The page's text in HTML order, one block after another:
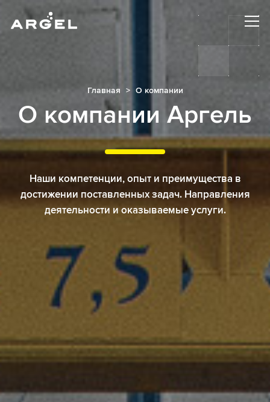
Главная О компании
О компании Аргель
Наши компетенции, опыт и преимущества в
достижении поставленных задач. Направления
деятельности и оказываемые услуги.